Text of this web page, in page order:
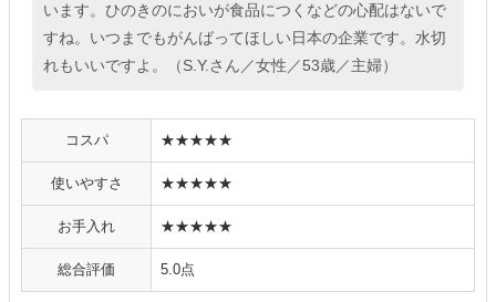
います。ひのきのにおいが食品につくなどの心配はないで
すね。いつまでもがんばってほしい日本の企業です。水切
れもいいですよ。（S.Y.さん／女性／53歳／主婦）
コスパ ★★★★★
使いやすさ ★★★★★
お手入れ ★★★★★
総合評価 5.0点